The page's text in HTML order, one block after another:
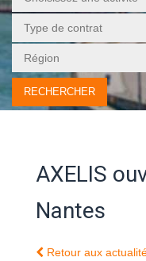
AXELIS
Nantes
Retour aux